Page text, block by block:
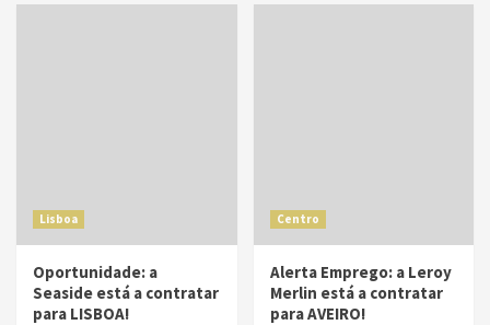
Lisboa
Oportunidade: a
Seaside está a contratar
para LISBOA!
Centro
Alerta Emprego: a Leroy
Merlin está a contratar
para AVEIRO!